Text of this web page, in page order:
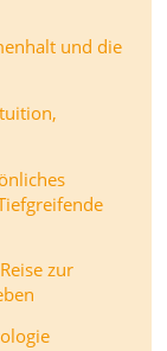
und die
zur